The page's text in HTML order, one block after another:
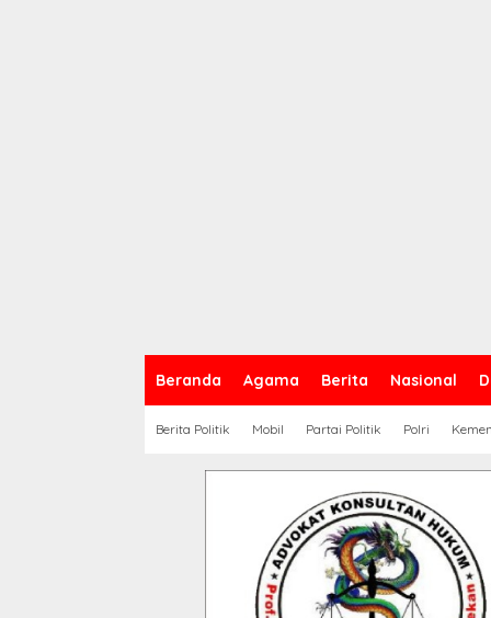
Beranda Agama Berita Nasional
Berita Politik Mobil Partai Politik Polri